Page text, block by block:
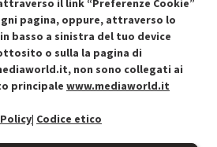
Recedere dal contratto qui
il link “Preferenze Cookie”
pagina, oppure, attraverso lo
basso a sinistra del tuo device
o sulla la pagina di
non sono collegati ai
principale www.mediaworld.it
| Codice etico